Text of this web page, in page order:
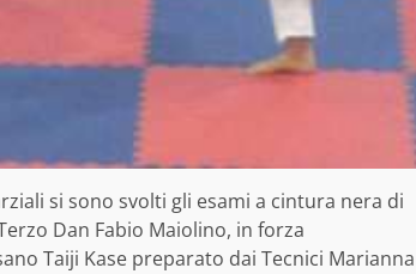
si sono svolti gli esami a cintura nera di
Dan Fabio Maiolino, in forza
Taiji Kase preparato dai Tecnici Marianna